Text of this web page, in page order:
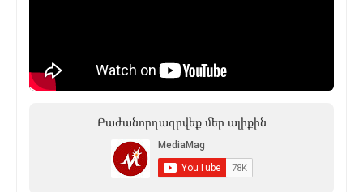
Բաժանորդագրվեք մեր ալիքին